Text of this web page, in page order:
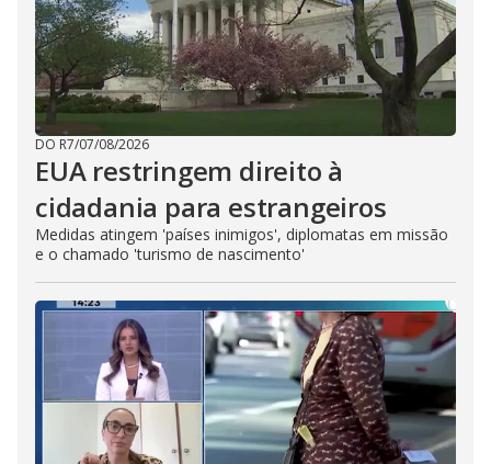
DO R7/07/08/2026
EUA restringem direito à
cidadania para estrangeiros
Medidas atingem 'países inimigos', diplomatas em missão
e o chamado 'turismo de nascimento'